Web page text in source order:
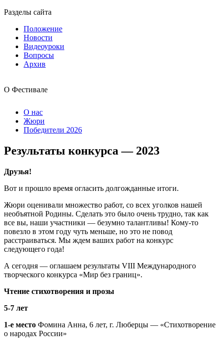
Разделы сайта
Положение
Новости
Видеоуроки
Вопросы
Архив
О Фестивале
О нас
Жюри
Победители 2026
Результаты конкурса — 2023
Друзья!
Вот и прошло время огласить долгожданные итоги.
Жюри оценивали множество работ, со всех уголков нашей
необъятной Родины. Сделать это было очень трудно, так как
все вы, наши участники — безумно талантливы! Кому-то
повезло в этом году чуть меньше, но это не повод
расстраиваться. Мы ждем ваших работ на конкурс
следующего года!
А сегодня — оглашаем результаты VIII Международного
творческого конкурса «Мир без границ».
Чтение стихотворения и прозы
5-7 лет
1-е место Фомина Анна, 6 лет, г. Люберцы — «Стихотворение
о народах России»